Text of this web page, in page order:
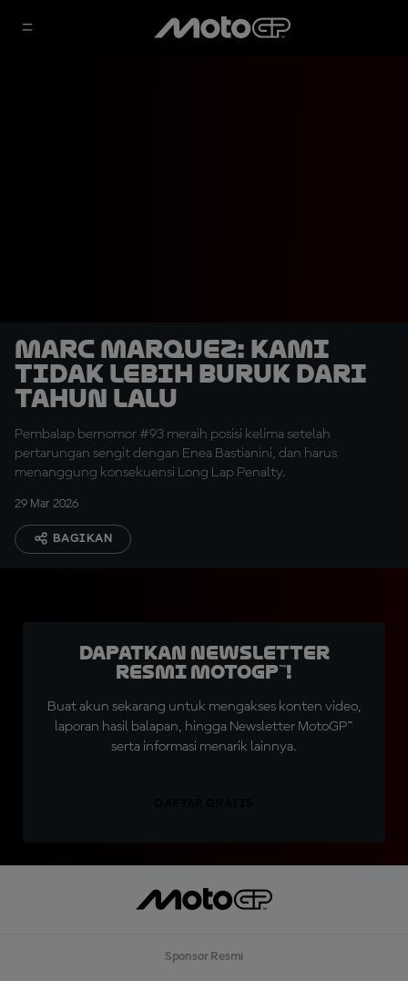
Marc Marquez: Kami
Tidak Lebih Buruk dari
Tahun Lalu
Pembalap bernomor #93 meraih posisi kelima setelah
pertarungan sengit dengan Enea Bastianini, dan harus
menanggung konsekuensi Long Lap Penalty.
29 Mar 2026
BAGIKAN
Dapatkan Newsletter
Resmi MotoGP™!
Buat akun sekarang untuk mengakses konten video,
laporan hasil balapan, hingga Newsletter MotoGP™
serta informasi menarik lainnya.
Sponsor Resmi